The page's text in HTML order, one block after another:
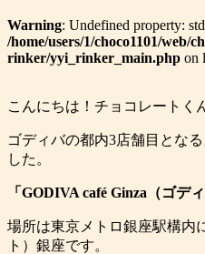
Warning: Undefined property:
/home/users/1/choco1101/web/
rinker/yyi_rinker_main.php on
こんにちは！チョコレートく
ゴディバの都内3店舗目とな
した。
「GODIVA café Ginza（ゴデ
場所は東京メトロ銀座駅構内
ト）銀座です。